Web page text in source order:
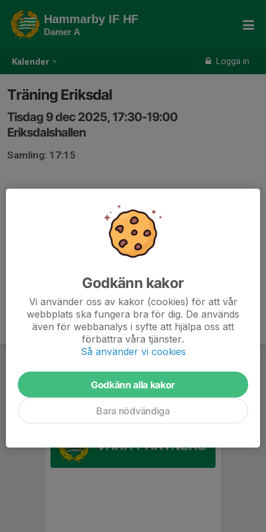
Kalender Logga in
Hammarby IF HF
Damer A
Träning Eriksdal
Tisdag 9 dec 2025, 17:30-19:00
Eriksdalshallen
Samling: 17:15
Godkänn kakor
Vi använder oss av kakor (cookies) för att vår
webbplats ska fungera bra för dig. De används
även för webbanalys i syfte att hjälpa oss att
förbättra våra tjänster.
Så använder vi cookies
Godkänn alla kakor
Bara nödvändiga